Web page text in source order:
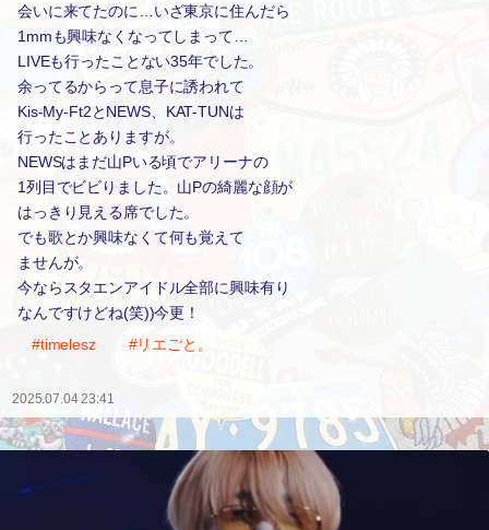
会いに来てたのに…いざ東京に住んだら
1mmも興味なくなってしまって…
LIVEも行ったことない35年でした。
余ってるからって息子に誘われて
Kis-My-Ft2とNEWS、KAT-TUNは
行ったことありますが。
NEWSはまだ山Pいる頃でアリーナの
1列目でビビりました。山Pの綺麗な顔が
はっきり見える席でした。
でも歌とか興味なくて何も覚えて
ませんが。
今ならスタエンアイドル全部に興味有り
なんですけどね(笑))今更！
#timelesz
#リエごと。
2025.07.04 23:41